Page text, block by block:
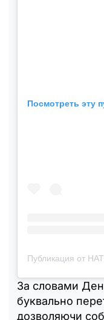
Посмотреть эту
За словами
буквально
дозволяючи